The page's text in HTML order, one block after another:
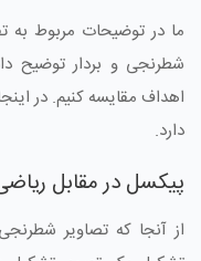
ما در توضیحات مربوط به
شطرنجی و بردار توضیح
اهداف مقایسه کنیم. در
دارد.
پیکسل در مقابل
از آنجا که تصاویر